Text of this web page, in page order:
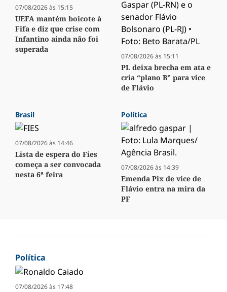
07/08/2026 às 15:15
UEFA mantém boicote à
Fifa e diz que crise com
Infantino ainda não foi
superada
07/08/2026 às 15:11
PL deixa brecha em ata e
cria “plano B” para vice
de Flávio
Brasil
07/08/2026 às 14:46
Lista de espera do Fies
começa a ser convocada
nesta 6ª feira
Política
07/08/2026 às 14:39
Emenda Pix de vice de
Flávio entra na mira da
PF
Política
07/08/2026 às 17:48